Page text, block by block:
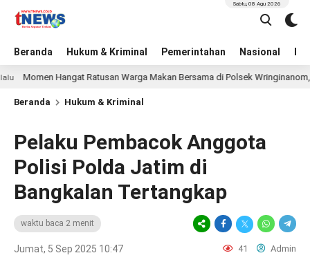
Beranda Hukum & Kriminal Pemerintahan Nasional
Sabtu, 08 Agu 2026
Hangat Ratusan Warga Makan Bersama di Polsek Wringinanom,
Beranda Hukum & Kriminal
Pelaku Pembacok Anggota
Polisi Polda Jatim di
Bangkalan Tertangkap
waktu baca 2 menit
Jumat, 5 Sep 2025 10:47 41 Admin